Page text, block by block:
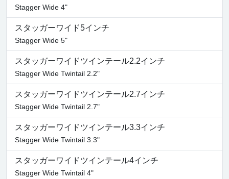
Stagger Wide 4"
スタッガーワイド5インチ
Stagger Wide 5"
スタッガーワイドツインテール2.2インチ
Stagger Wide Twintail 2.2"
スタッガーワイドツインテール2.7インチ
Stagger Wide Twintail 2.7"
スタッガーワイドツインテール3.3インチ
Stagger Wide Twintail 3.3"
スタッガーワイドツインテール4インチ
Stagger Wide Twintail 4"